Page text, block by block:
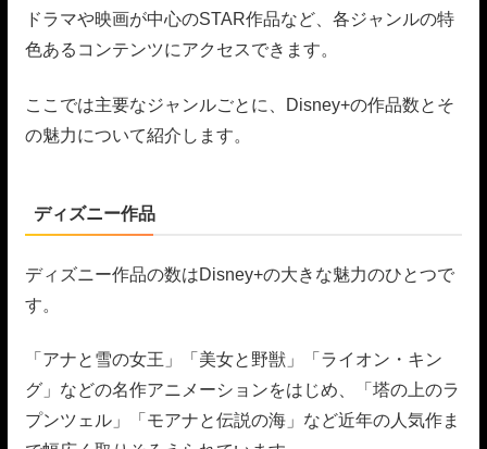
ドラマや映画が中心のSTAR作品など、各ジャンルの特
色あるコンテンツにアクセスできます。
ここでは主要なジャンルごとに、Disney+の作品数とそ
の魅力について紹介します。
ディズニー作品
ディズニー作品の数はDisney+の大きな魅力のひとつで
す。
「アナと雪の女王」「美女と野獣」「ライオン・キン
グ」などの名作アニメーションをはじめ、「塔の上のラ
プンツェル」「モアナと伝説の海」など近年の人気作ま